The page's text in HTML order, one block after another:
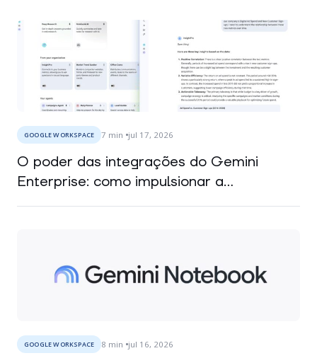
GOOGLE WORKSPACE 7 min jul 17, 2026
O poder das integrações do Gemini
Enterprise: como impulsionar a...
GOOGLE WORKSPACE 8 min jul 16, 2026